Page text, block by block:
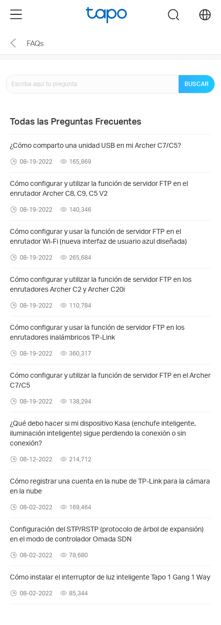
the
navigation
Menu search
FAQs
BUSCAR
Todas las Preguntas Frecuentes
¿Cómo comparto una unidad USB en mi Archer C7/C5?
08-19-2022 165,869
Cómo configurar y utilizar la función de servidor FTP en el
enrutador Archer C8, C9, C5 V2
08-19-2022 140,346
Cómo configurar y usar la función de servidor FTP en el
enrutador Wi-Fi (nueva interfaz de usuario azul diseñada)
08-19-2022 265,684
Cómo configurar y utilizar la función de servidor FTP en los
enrutadores Archer C2 y Archer C20i
08-19-2022 110,784
Cómo configurar y usar la función de servidor FTP en los
enrutadores inalámbricos TP-Link
08-19-2022 360,317
Cómo configurar y utilizar la función de servidor FTP en el Archer
C7/C5
08-19-2022 138,294
¿Qué debo hacer si mi dispositivo Kasa (enchufe inteligente,
iluminación inteligente) sigue perdiendo la conexión o sin
conexión?
08-12-2022 214,712
Cómo registrar una cuenta en la nube de TP-Link para la cámara
en la nube
08-02-2022 169,464
Configuración del STP/RSTP (protocolo de árbol de expansión)
en el modo de controlador Omada SDN
08-02-2022 78,680
Cómo instalar el interruptor de luz inteligente Tapo 1 Gang 1 Way
08-02-2022 85,344